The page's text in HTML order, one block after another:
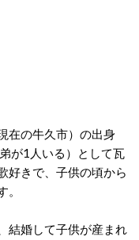
在の牛久市）の出身
が1人いる）として瓦
好きで、子供の頃から
結婚して子供が産まれ